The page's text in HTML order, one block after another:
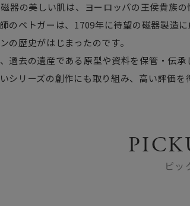
器の美しい肌は、ヨーロッパの王侯貴族
のベトガーは、1709年に待望の磁器製造
の歴史がはじまったのです。
過去の遺産である原型や資料を保管・伝
シリーズの創作にも取り組み、高い評価を
ピッ